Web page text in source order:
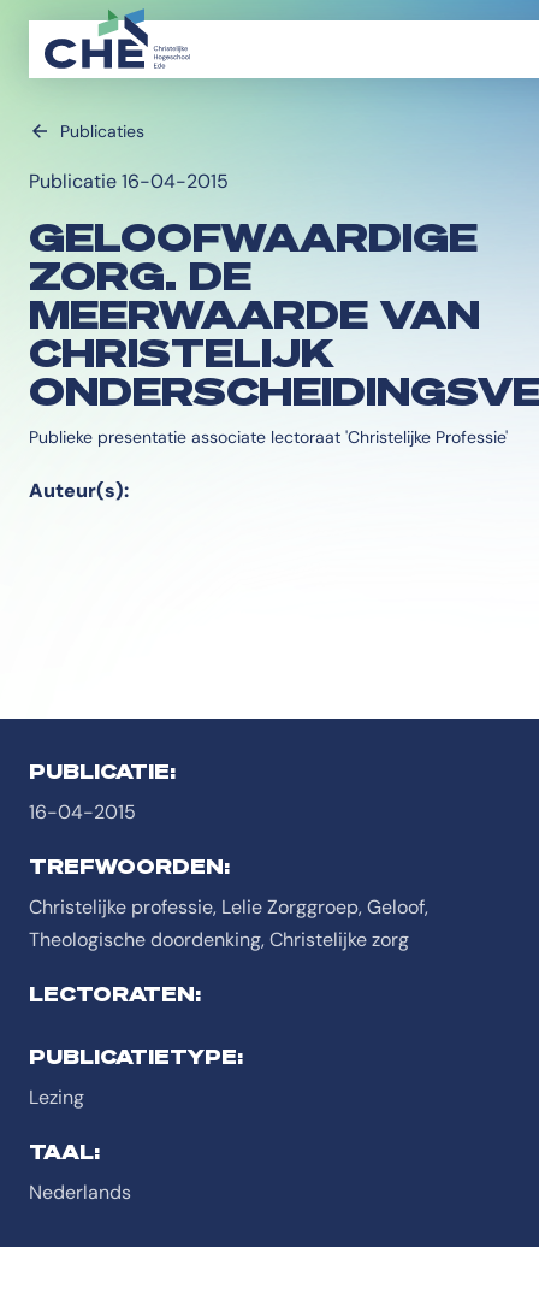
Publicaties
Publicatie 16-04-2015
GELOOFWAARDIGE
ZORG. DE
MEERWAARDE VAN
CHRISTELIJK
Publieke presentatie associate lectoraat 'Christelijke Professie'
Auteur(s):
PUBLICATIE:
16-04-2015
TREFWOORDEN:
Christelijke professie, Lelie Zorggroep, Geloof,
Theologische doordenking, Christelijke zorg
LECTORATEN:
PUBLICATIETYPE:
Lezing
TAAL:
Nederlands